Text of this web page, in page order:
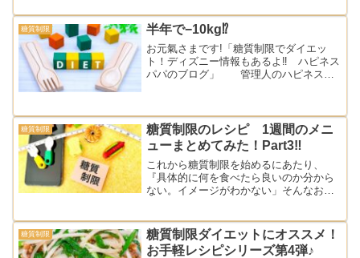
ともに、オススメの鶏むね肉レシピをご
紹介いたします！おさらい…...
糖質制限 半年で−10kg⁉︎
お元氣さまです!「糖質制限でダイエッ
ト！ディズニー情報もあるよ‼︎ ハピネス
パパのブログ」 管理人のハピネスパ
ネットでもよく見るキ...
糖質制限
糖質制限のレシピ 1週間のメニ
ューまとめてみた！Part3‼
これから糖質制限を始めるにあたり、
『具体的に何を食べたら良いのか分から
ない。イメージがわかない」そんなお悩
昼晩3食のレシピ、1週間分を写真付きで
公開します‼︎今回はPa...
糖質制限
糖質制限ダイエットにオススメ！
お手軽レシピシリーズ第4弾♪